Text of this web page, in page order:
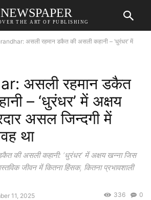
NEWSPAPER
THE ART OF PUBLISHING
असली रहमान डकैत की असली कहानी – ‘धुरंधर’ में
असली रहमान डकैत
– ‘धुरंधर’ में अक्षय
असल जिन्दगी में
था
की असली कहानी: ‘धुरंधर’ में अक्षय खन्ना जिस
जीवन में कितना हिंसक, कितना प्रभावशाली
11, 2025 0
336